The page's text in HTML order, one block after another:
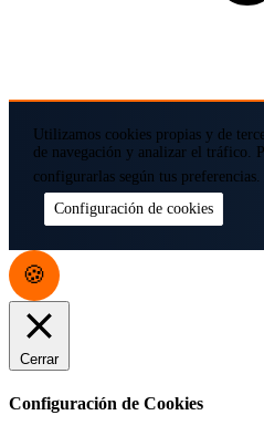
Utilizamos cookies propias y de
de navegación y analizar el tráfico.
configurarlas según tus preferencias.
Configuración de cookies
Cerrar
Configuración de Cookies